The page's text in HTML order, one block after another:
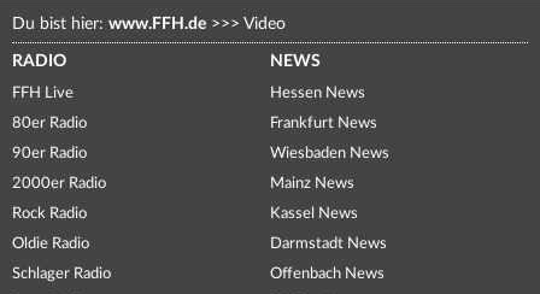
Du bist hier: www.FFH.de >>> Video
RADIO
FFH Live
80er Radio
90er Radio
2000er Radio
Rock Radio
Oldie Radio
Schlager Radio
NEWS
Hessen News
Frankfurt News
Wiesbaden News
Mainz News
Kassel News
Darmstadt News
Offenbach News